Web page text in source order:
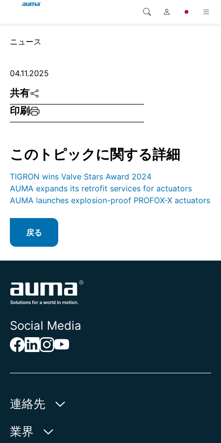
製品
ソリューション
ダウンロード
サービス
Global
ヨーロッパ
アジア・太平洋地域
北米
検索
ニュース
共有
印刷
04.11.2025
このトピックに関する詳細
TIGRON wins Valve Stars Award 2024
AUMA expands its retrofit services for actuators
AUMA launches explosion-proof PROFOX-X actuators
戻る
Social Media
連絡先
AUMA Riester
業界